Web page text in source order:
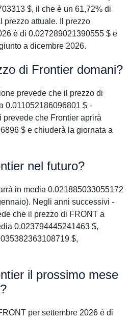
$, il che è un 61,72% di
prezzo attuale. Il prezzo
è di 0.027289021390555 $ e
a dicembre 2026.
di Frontier domani?
prevede che il prezzo di
0.011052186096801 $ -
che Frontier aprirà
$ e chiuderà la giornata a
nel futuro?
in media 0.021885033055172
Negli anni successivi -
che il prezzo di FRONT a
0.023794445241463 $,
$,
il prossimo mese
per settembre 2026 è di